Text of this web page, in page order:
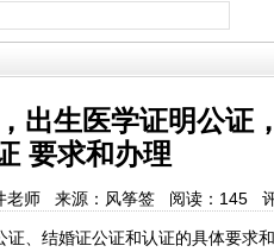
出生医学证明公证
要求和办理
老师 来源：风筝签 阅读： 145评
、结婚证公证和认证的具体要求